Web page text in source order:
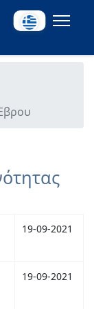
19-09-2021
19-09-2021